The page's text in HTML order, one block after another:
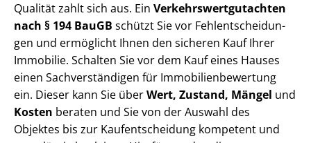
Qualität zahlt sich aus. Ein Ver­kehrs­wert­gut­ach­ten
nach § 194 BauGB schützt Sie vor Fehl­ent­schei­dun­
gen und ermöglicht Ihnen den sicheren Kauf Ihrer
Immobilie. Schalten Sie vor dem Kauf eines Hauses
einen Sach­ver­stän­di­gen für Im­mo­bi­li­en­be­wer­tung
ein. Dieser kann Sie überWert, Zustand, Mängel und
Kosten beraten und Sie von der Auswahl des
Objektes bis zur Kauf­ent­schei­dung kompetent und